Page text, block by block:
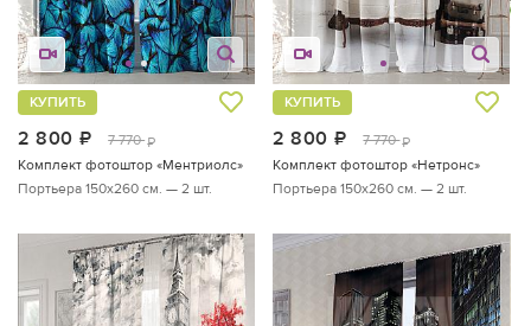
2 800 руб.
7 770 руб.
КУПИТЬ
Комплект фотоштор «Ментриолс»
Портьера 150х260 см. — 2 шт.
2 800 руб.
7 770 руб.
КУПИТЬ
Комплект фотоштор «Нетронс»
Портьера 150х260 см. — 2 шт.